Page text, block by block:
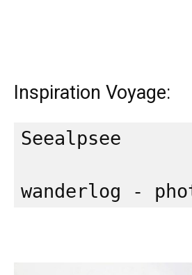
Inspiration Voyage:
Seealpsee